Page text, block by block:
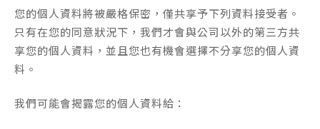
您的個人資料將被嚴格保密，僅共享予下列資料接受者。
只有在您的同意狀況下，我們才會與公司以外的第三方共
享您的個人資料，並且您也有機會選擇不分享您的個人資
料。
我們可能會揭露您的個人資料給：